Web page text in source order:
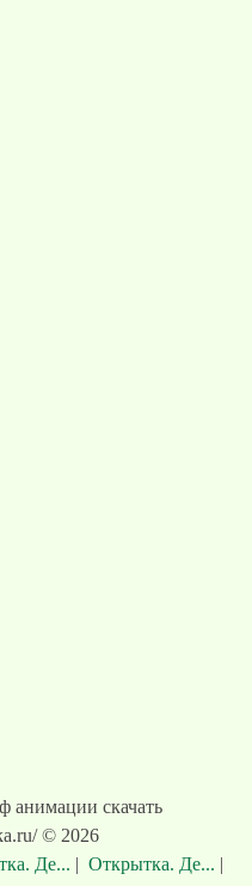
анимации скачать
© 2026
Де... | Открытка. Де... |